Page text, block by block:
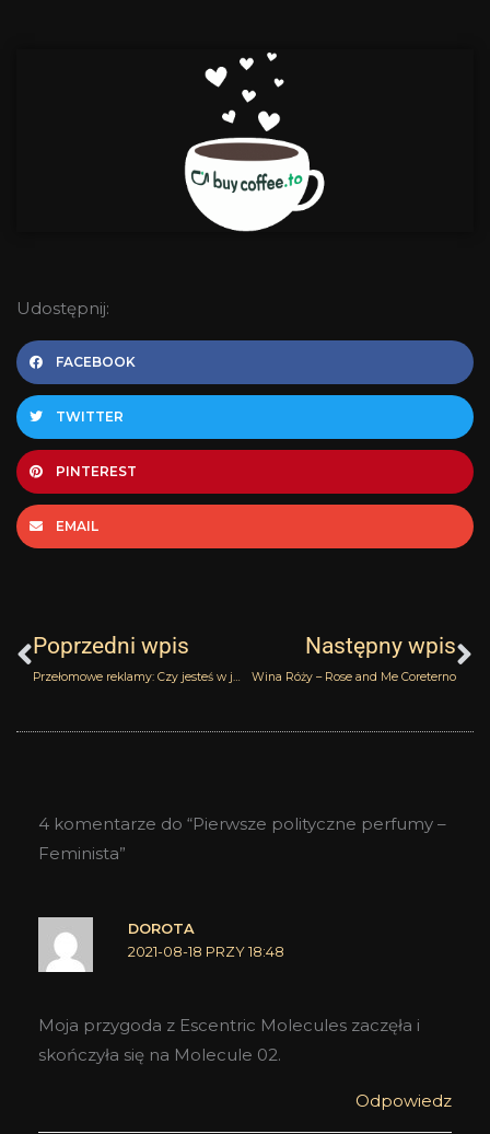
Udostępnij:
FACEBOOK
TWITTER
PINTEREST
EMAIL
Poprzedni wpis
Przełomowe reklamy: Czy jesteś w jej typie?
Następny wpis
Wina Róży – Rose and Me Coreterno
4 komentarze do “Pierwsze polityczne perfumy –
Feminista”
DOROTA
2021-08-18 PRZY 18:48
Moja przygoda z Escentric Molecules zaczęła i
skończyła się na Molecule 02.
Odpowiedz